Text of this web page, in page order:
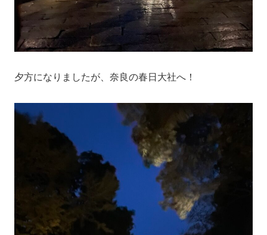
夕方になりましたが、奈良の春日大社へ！